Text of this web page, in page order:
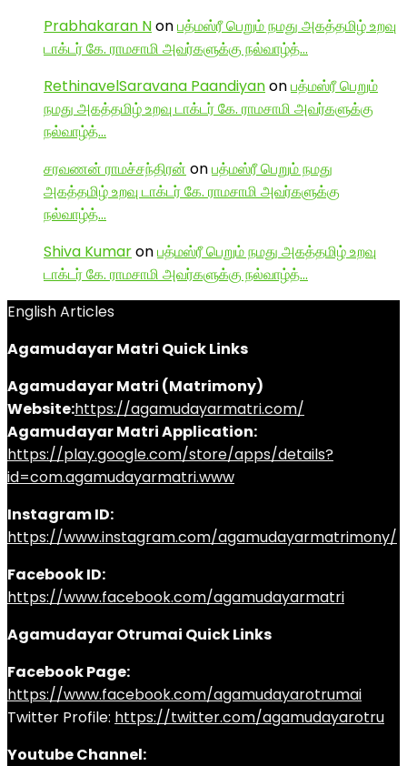
Prabhakaran Nonபத்மஸ்ரீ பெறும் நமது அகத்தமிழ் உறவு
டாக்டர் கே. ராமசாமி அவர்களுக்கு நல்வாழ்த்…
RethinavelSaravana Paandiyanonபத்மஸ்ரீ பெறும்
நமது அகத்தமிழ் உறவு டாக்டர் கே. ராமசாமி அவர்களுக்கு
நல்வாழ்த்…
சரவணன் ராமச்சந்திரன் onபத்மஸ்ரீ பெறும் நமது
அகத்தமிழ் உறவு டாக்டர் கே. ராமசாமி அவர்களுக்கு
நல்வாழ்த்…
Shiva Kumaronபத்மஸ்ரீ பெறும் நமது அகத்தமிழ் உறவு
டாக்டர் கே. ராமசாமி அவர்களுக்கு நல்வாழ்த்…
English Articles
Agamudayar Matri Quick Links
Agamudayar Matri (Matrimony)
Website:https://agamudayarmatri.com/
Agamudayar Matri Application:
https://play.google.com/store/apps/details?
id=com.agamudayarmatri.www
Instagram ID:
https://www.instagram.com/agamudayarmatrimony/
Facebook ID:
https://www.facebook.com/agamudayarmatri
Agamudayar Otrumai Quick Links
Facebook Page:
https://www.facebook.com/agamudayarotrumai
Twitter Profile: https://twitter.com/agamudayarotru
Youtube Channel: